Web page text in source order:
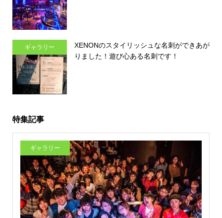
ギャラリー
XENONのスタイリッシュな名刺ができあが
りました！遊び心ある名刺です！
特集記事
ギャラリー